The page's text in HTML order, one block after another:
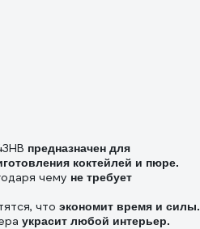
предназначен для
коктейлей и пюре.
чему не требует
что экономит время и силы.
украсит любой интерьер.